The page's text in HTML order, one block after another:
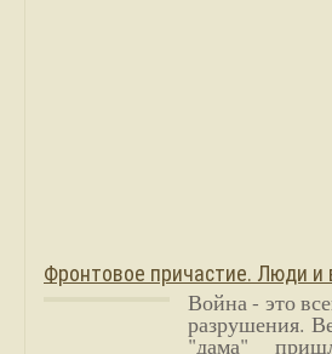
Фронтовое причастие. Люди и
Война - это
разрушения.
"дама"